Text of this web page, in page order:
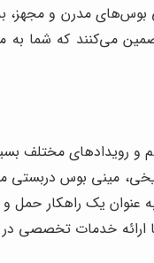
بوس‌های مدرن و
می‌کنند که شما
و رویدادهای
مینی بوس
عنوان یک راهکار حمل
خدمات تخصصی در